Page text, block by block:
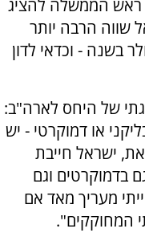
ראש הממשלה להציג
שווה הרבה יותר
בשנה - וכדאי לדון
של היחס לארה"ב:
או דמוקרטי - יש
ישראל חייבת
בדמוקרטים וגם
מעריך מאד אם
המחוקקים".